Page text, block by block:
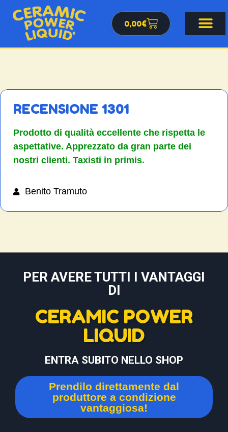
0,00€
RECENSIONE 1301
Prodotto di qualità eccellente che rispetta le
aspettative. Apprezzato da gran parte dei
nostri clienti. Taxisti in primis.
Benito Tramuto
PER AVERE TUTTI I VANTAGGI
DI
CERAMIC POWER
LIQUID
ENTRA SUBITO NELLO SHOP
Prendilo direttamente dal
produttore a condizione
vantaggiosa!